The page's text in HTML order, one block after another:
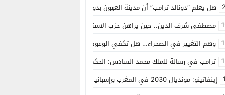
هل يعلم “دونالد ترامب” أن مدينة العيون بدون ماء؟
مصطفى شرف الدين.. حين يراهن حزب الاستقلال على الكفاءة ويمنح الشباب
وهم التغيير في الصحراء… هل تكفي الوعود الفارغة لصناعة الواقع؟
ترامب في رسالة للملك محمد السادس: الحكم الذاتي هو الأساس الوحيد لحل
إينفاتينو: مونديال 2030 في المغرب وإسبانيا والبرتغال سيكون “الأجمل في التاريخ”